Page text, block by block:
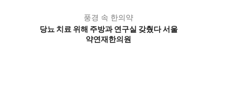
풍경 속 한의약
당뇨 치료 위해 주방과 연구실 갖췄다 서울
약연재한의원